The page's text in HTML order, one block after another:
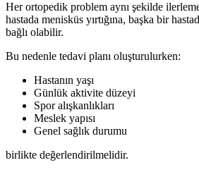
Her ortopedik problem aynı şekilde
hastada menisküs yırtığına, başka bir
bağlı olabilir.
Bu nedenle tedavi planı oluşturulurken:
Hastanın yaşı
Günlük aktivite düzeyi
Spor alışkanlıkları
Meslek yapısı
Genel sağlık durumu
birlikte değerlendirilmelidir.